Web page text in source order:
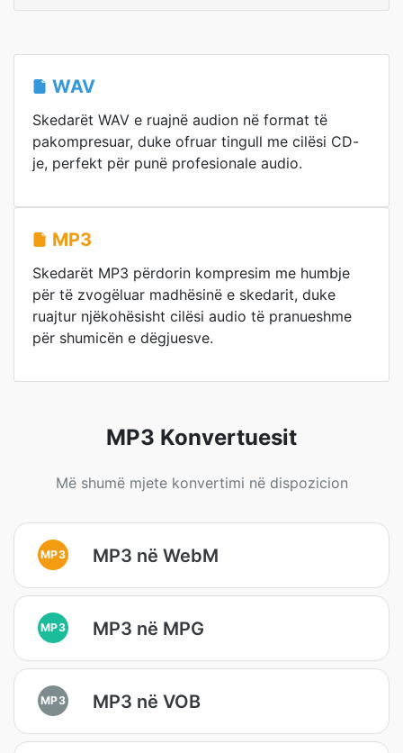
WAV
Skedarët WAV e ruajnë audion në format të
pakompresuar, duke ofruar tingull me cilësi CD-
je, perfekt për punë profesionale audio.
MP3
Skedarët MP3 përdorin kompresim me humbje
për të zvogëluar madhësinë e skedarit, duke
ruajtur njëkohësisht cilësi audio të pranueshme
për shumicën e dëgjuesve.
MP3 Konvertuesit
Më shumë mjete konvertimi në dispozicion
MP3 MP3 në WebM
MP3 MP3 në MPG
MP3 MP3 në VOB